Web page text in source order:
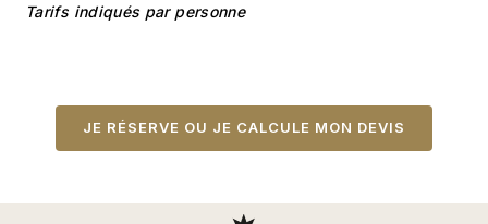
Tarifs indiqués par personne
JE RÉSERVE OU JE CALCULE MON DEVIS